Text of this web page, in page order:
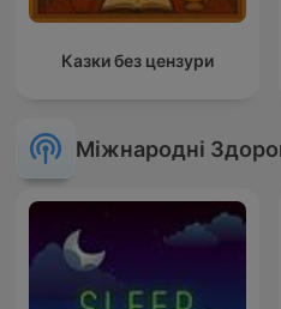
Казки без цензури
Міжнародні